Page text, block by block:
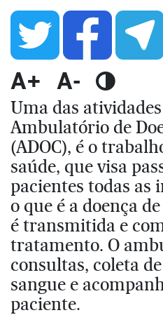
A+ A-
Uma das
Ambulatório de
(ADOC), é o
saúde, que visa
pacientes todas as
o que é a doença
é transmitida e
tratamento. O
consultas, coleta
sangue e
paciente.